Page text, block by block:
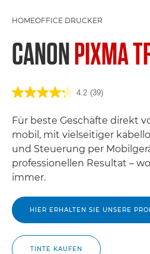
HOMEOFFICE DRUCKER
CANONPIXMA
4.2 (39)
Für beste Geschäfte direkt
mobil, mit vielseitiger
und Steuerung per
professionellen Resultat –
immer.
HIER ERHALTEN SIE UNSERE
TINTE KAUFEN